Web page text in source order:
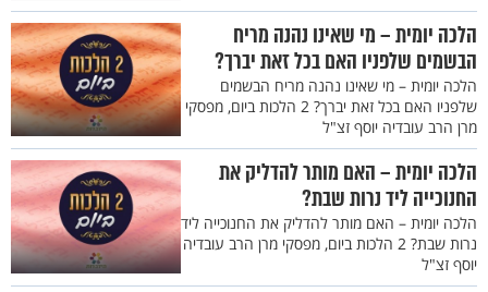
הלכה יומית – מי שאינו נהנה מריח
הבשמים שלפניו האם בכל זאת יברך?
הלכה יומית – מי שאינו נהנה מריח הבשמים
שלפניו האם בכל זאת יברך? 2 הלכות ביום, מפסקי
מרן הרב עובדיה יוסף זצ"ל
הלכה יומית – האם מותר להדליק את
החנוכייה ליד נרות שבת?
הלכה יומית – האם מותר להדליק את החנוכייה ליד
נרות שבת? 2 הלכות ביום, מפסקי מרן הרב עובדיה
יוסף זצ"ל